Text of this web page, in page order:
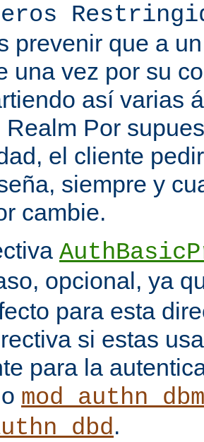
prevenir que a
una vez por su
así varias
Realm Por
el cliente
siempre y
cambie.
opcional, ya
para esta
si estas
para la
mod_authn_dbm
.